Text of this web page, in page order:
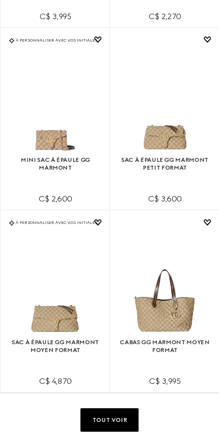
C$ 3,995 C$ 2,270
À PERSONNALISER AVEC VOS INITIALES
MINI SAC À ÉPAULE GG
MARMONT
C$ 2,600
SAC À ÉPAULE GG MARMONT
PETIT FORMAT
C$ 3,600
À PERSONNALISER AVEC VOS INITIALES
SAC À ÉPAULE GG MARMONT
MOYEN FORMAT
C$ 4,870
CABAS GG MARMONT MOYEN
FORMAT
C$ 3,995
TOUT VOIR